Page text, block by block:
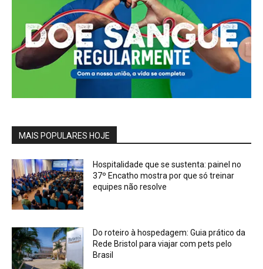
MAIS POPULARES HOJE
Hospitalidade que se sustenta: painel no
37º Encatho mostra por que só treinar
equipes não resolve
Do roteiro à hospedagem: Guia prático da
Rede Bristol para viajar com pets pelo
Brasil